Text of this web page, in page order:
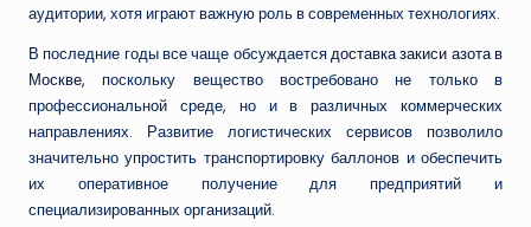
аудитории, хотя играют важную роль в современных технологиях.
В последние годы все чаще обсуждаетсядоставка закиси азота в
Москве, поскольку вещество востребовано не только в
профессиональной среде, но и в различных коммерческих
направлениях. Развитие логистических сервисов позволило
значительно упростить транспортировку баллонов и обеспечить
их оперативное получение для предприятий и
специализированных организаций.